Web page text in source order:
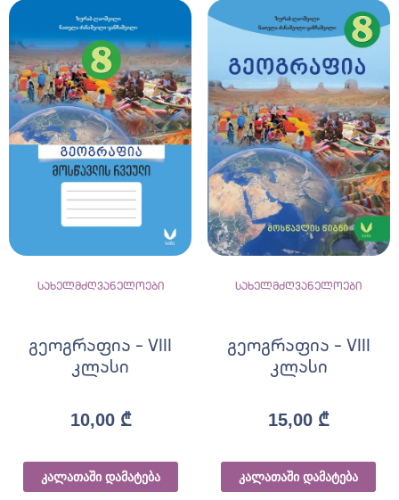
სახელმძღვანელოები
გეოგრაფია – VIII
კლასი
10,00 ₾
კალათაში დამატება
სახელმძღვანელოები
გეოგრაფია – VIII
კლასი
15,00 ₾
კალათაში დამატება